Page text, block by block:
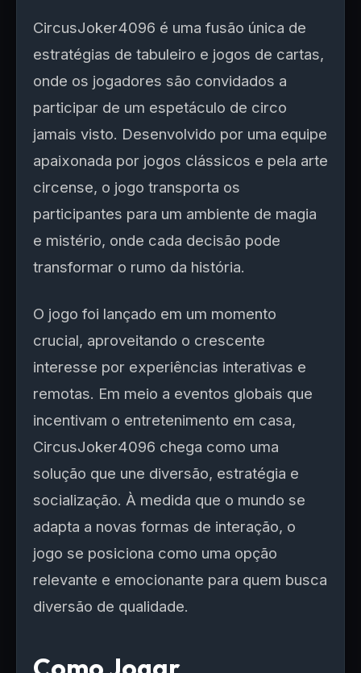
CircusJoker4096 é uma fusão única de
estratégias de tabuleiro e jogos de cartas,
onde os jogadores são convidados a
participar de um espetáculo de circo
jamais visto. Desenvolvido por uma equipe
apaixonada por jogos clássicos e pela arte
circense, o jogo transporta os
participantes para um ambiente de magia
e mistério, onde cada decisão pode
transformar o rumo da história.
O jogo foi lançado em um momento
crucial, aproveitando o crescente
interesse por experiências interativas e
remotas. Em meio a eventos globais que
incentivam o entretenimento em casa,
CircusJoker4096 chega como uma
solução que une diversão, estratégia e
socialização. À medida que o mundo se
adapta a novas formas de interação, o
jogo se posiciona como uma opção
relevante e emocionante para quem busca
diversão de qualidade.